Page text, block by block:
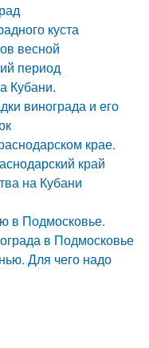
куста
весной
период
Кубани.
винограда и его
крае.
край
на Кубани
в Подмосковье.
в Подмосковье
Для чего надо